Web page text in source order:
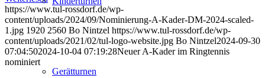
Gerätturnen
https://www.tul-rossdorf.de/wp-
content/uploads/2024/09/Nominierung-A-Kader-DM-2024-scaled-
1.jpg 1920 2560 Bo Nintzel https://www.tul-rossdorf.de/wp-
content/uploads/2021/02/tul-logo-website.jpg Bo Nintzel2024-09-30
07:04:502024-10-04 07:19:28Neuer A-Kader im Ringtennis
nominiert